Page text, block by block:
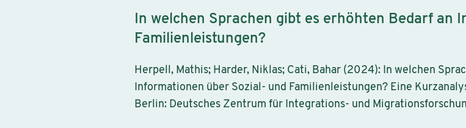
In welchen Sprachen gibt es erhöhten Bedarf an
Familienleistungen?
Herpell, Mathis; Harder, Niklas; Cati, Bahar (2024): In welchen
Informationen über Sozial- und Familienleistungen? Eine
Berlin: Deutsches Zentrum für Integrations- und